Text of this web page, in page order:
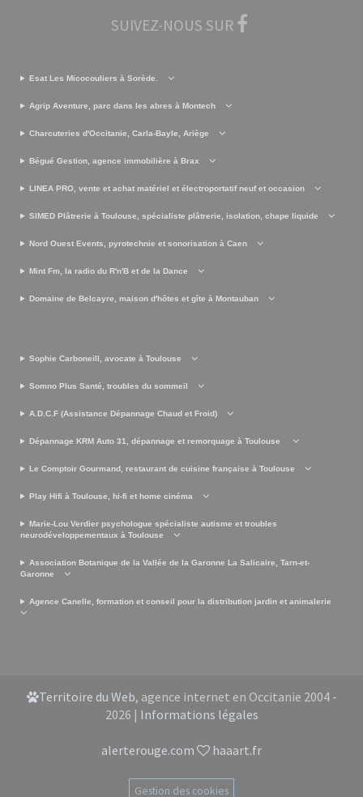
SUIVEZ-NOUS SUR
Esat Les Micocouliers à Sorède.
Agrip Aventure, parc dans les abres à Montech
Charcuteries d'Occitanie, Carla-Bayle, Ariège
Bégué Gestion, agence immobilière à Brax
LINEA PRO, vente et achat matériel et électroportatif neuf et occasion
SIMED Plâtrerie à Toulouse, spécialiste plâtrerie, isolation, chape liquide
Nord Ouest Events, pyrotechnie et sonorisation à Caen
Mint Fm, la radio du R'n'B et de la Dance
Domaine de Belcayre, maison d'hôtes et gîte à Montauban
Sophie Carboneill, avocate à Toulouse
Somno Plus Santé, troubles du sommeil
A.D.C.F (Assistance Dépannage Chaud et Froid)
Dépannage KRM Auto 31, dépannage et remorquage à Toulouse
Le Comptoir Gourmand, restaurant de cuisine française à Toulouse
Play Hifi à Toulouse, hi-fi et home cinéma
Marie-Lou Verdier psychologue spécialiste autisme et troubles
neurodéveloppementaux à Toulouse
Association Botanique de la Vallée de la Garonne La Salicaire, Tarn-et-
Garonne
Agence Canelle, formation et conseil pour la distribution jardin et animalerie
Territoire du Web, agence internet en Occitanie 2004 -
2026 | Informations légales
alerterouge.com haaart.fr
Gestion des cookies